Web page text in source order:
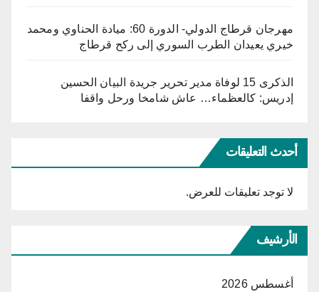
مهرجان قرطاج الدولي- الدورة 60: ميادة الحناوي ومحمد
خيري يعيدان الطرب السوري إلى ركح قرطاج
الذكرى 15 لوفاة مدير تحرير جريدة البيان الحسين
إدريس: كالعظماء… عاش شامخا ورحل واقفا
أحدث التعليقات
لا توجد تعليقات للعرض.
الأرشيف
أغسطس 2026